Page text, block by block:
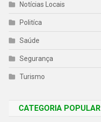
Notícias Locais
Politíca
Saúde
Segurança
Turismo
CATEGORIA POPULAR